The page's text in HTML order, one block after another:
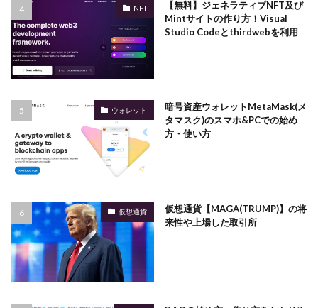
NFT
【無料】ジェネラティブNFT及び
Mintサイトの作り方！Visual
Studio Codeとthirdwebを利用
ウォレット
暗号資産ウォレットMetaMask(メ
タマスク)のスマホ&PCでの始め
方・使い方
仮想通貨
仮想通貨【MAGA(TRUMP)】の将
来性や上場した取引所